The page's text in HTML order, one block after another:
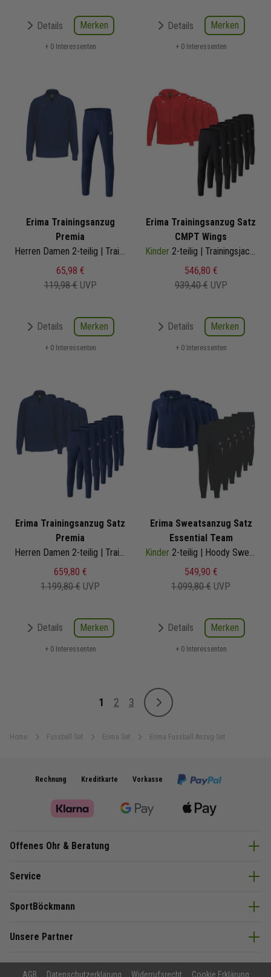
Home Fussball Set Erima Set Erima Fussball Anzug Set
Details Merken
+ 0 Interessenten
Details Merken
+ 0 Interessenten
Erima Trainingsanzug
Premia
Herren Damen 2-teilig | Trainingsjacke Trainingshose
65,98 €
119,98 € UVP
Details Merken
+ 0 Interessenten
Erima Trainingsanzug Satz
CMPT Wings
Kinder 2-teilig | Trainingsjacke mit Kapuze Trainingshose
546,80 €
939,40 € UVP
Details Merken
+ 0 Interessenten
Erima Trainingsanzug Satz
Premia
659,80 €
1.199,80 € UVP
Details Merken
+ 0 Interessenten
Erima Sweatsanzug Satz
Essential Team
Kinder 2-teilig | Hoody Sweathose | 2072210 | Jogginganzug Satz
549,90 €
1.099,80 € UVP
Details Merken
+ 0 Interessenten
Sie lesen gerade Seite
1
Seite
2
Seite
3
Weiter
Rechnung Kreditkarte Vorkasse
Offenes Ohr & Beratung
Service
SportBöckmann
Unsere Partner
AGB Datenschutzerklärung Widerrufsrecht Cookie Erklärung